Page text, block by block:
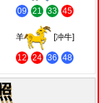
09 21 33 45
羊 [冲牛]
12 24 36 48